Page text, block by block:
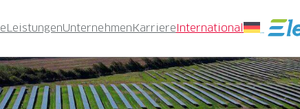
LeistungenUnternehmen Karriere International